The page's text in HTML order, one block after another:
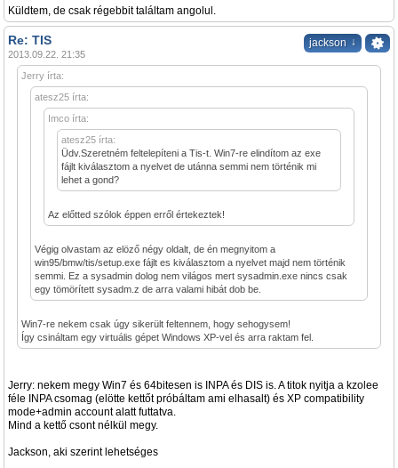
Küldtem, de csak régebbit találtam angolul.
jackson ↓
Re: TIS
2013.09.22. 21:35
Jerry írta:
atesz25 írta:
Imco írta:
atesz25 írta:
Üdv.Szeretném feltelepíteni a Tis-t. Win7-re elindítom az exe
fájlt kiválasztom a nyelvet de utánna semmi nem történik mi
lehet a gond?
Az előtted szólok éppen erről értekeztek!
Végig olvastam az elöző négy oldalt, de én megnyitom a
win95/bmw/tis/setup.exe fájlt es kiválasztom a nyelvet majd nem történik
semmi. Ez a sysadmin dolog nem világos mert sysadmin.exe nincs csak
egy tömörített sysadm.z de arra valami hibát dob be.
Win7-re nekem csak úgy sikerült feltennem, hogy sehogysem!
Így csináltam egy virtuális gépet Windows XP-vel és arra raktam fel.
Jerry: nekem megy Win7 és 64bitesen is INPA és DIS is. A titok nyitja a kzolee
féle INPA csomag (elötte kettőt próbáltam ami elhasalt) és XP compatibility
mode+admin account alatt futtatva.
Mind a kettő csont nélkül megy.
Jackson, aki szerint lehetséges